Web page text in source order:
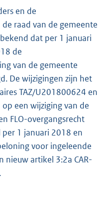
en de
raad van de gemeente
dat per 1 januari
de
van de gemeente
De wijzigingen zijn het
TAZ/U201800624 en
een wijziging van de
FLO-overgangsrecht
1 januari 2018 en
voor ingeleende
nieuw artikel 3:2a CAR-